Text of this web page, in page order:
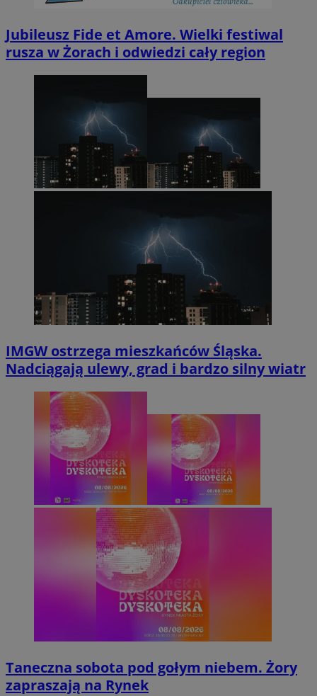
Jubileusz Fide et Amore. Wielki festiwal
rusza w Żorach i odwiedzi cały region
IMGW ostrzega mieszkańców Śląska.
Nadciągają ulewy, grad i bardzo silny wiatr
Taneczna sobota pod gołym niebem. Żory
zapraszają na Rynek